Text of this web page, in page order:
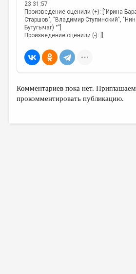
КОЛОНКА РЕДАКТОРА
РЕДКОЛЛЕГИЯ
ОТ РЕДАКЦИИ
МАЛАЯ ПРОЗА
ЭССЕИСТИКА
ЛИТЕРАТУРОВЕДЕНИЕ
ПУБЛИЦИСТИКА
23:31:57
Произведение оценили (+): ["Ирина
Старшов", "Владимир Ступинский",
Бутугычаг) °"]
Произведение оценили (-): []
Комментариев пока нет.
прокомментировать публикацию.